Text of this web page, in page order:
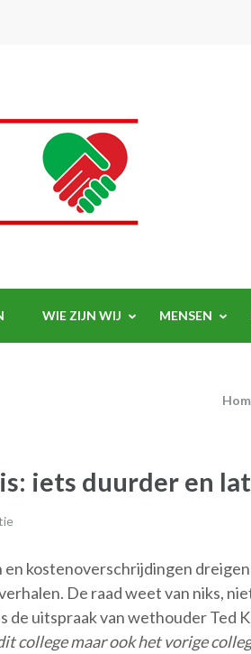
WIE ZIJN WIJ MENSEN
iets duurder en
en kostenoverschrijdingen
De raad weet van niks,
de uitspraak van wethouder Ted
college maar ook het vorige